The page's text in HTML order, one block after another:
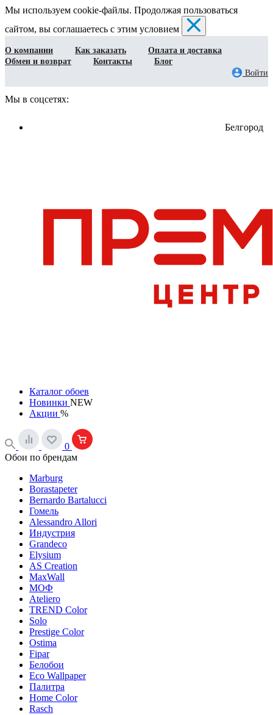
Мы используем cookie-файлы. Продолжая пользоваться
сайтом, вы соглашаетесь с этим условием
О компании Как заказать
Оплата и доставка
Обмен и возврат
Контакты
Блог
Войти
Мы в соцсетях:
Белгород
Каталог обоев
Новинки NEW
Акции %
0
Обои по брендам
Marburg
Borastapeter
Bernardo Bartalucci
Гомель
Alessandro Allori
Индустрия
Grandeco
Elysium
AS Creation
MaxWall
МОФ
Ateliero
TREND Color
Solo
Prestige Color
Ostima
Fipar
Белобои
Eco Wallpaper
Палитра
Home Color
Rasch